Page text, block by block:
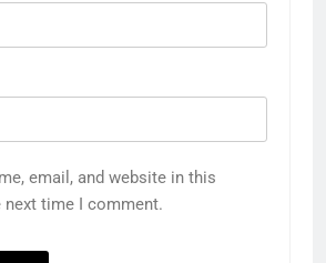
email, and website in this
next time I comment.